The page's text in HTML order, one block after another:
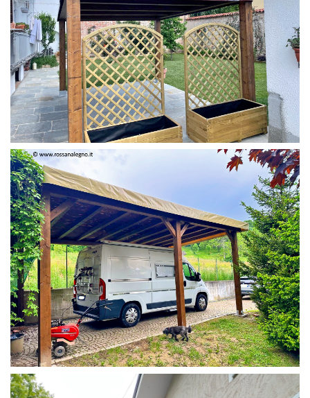
PERGOLA 4 X 3 COLOR MIRTO
COPERTURA CAMPER